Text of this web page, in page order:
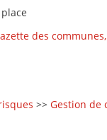
des
>> Gestion de